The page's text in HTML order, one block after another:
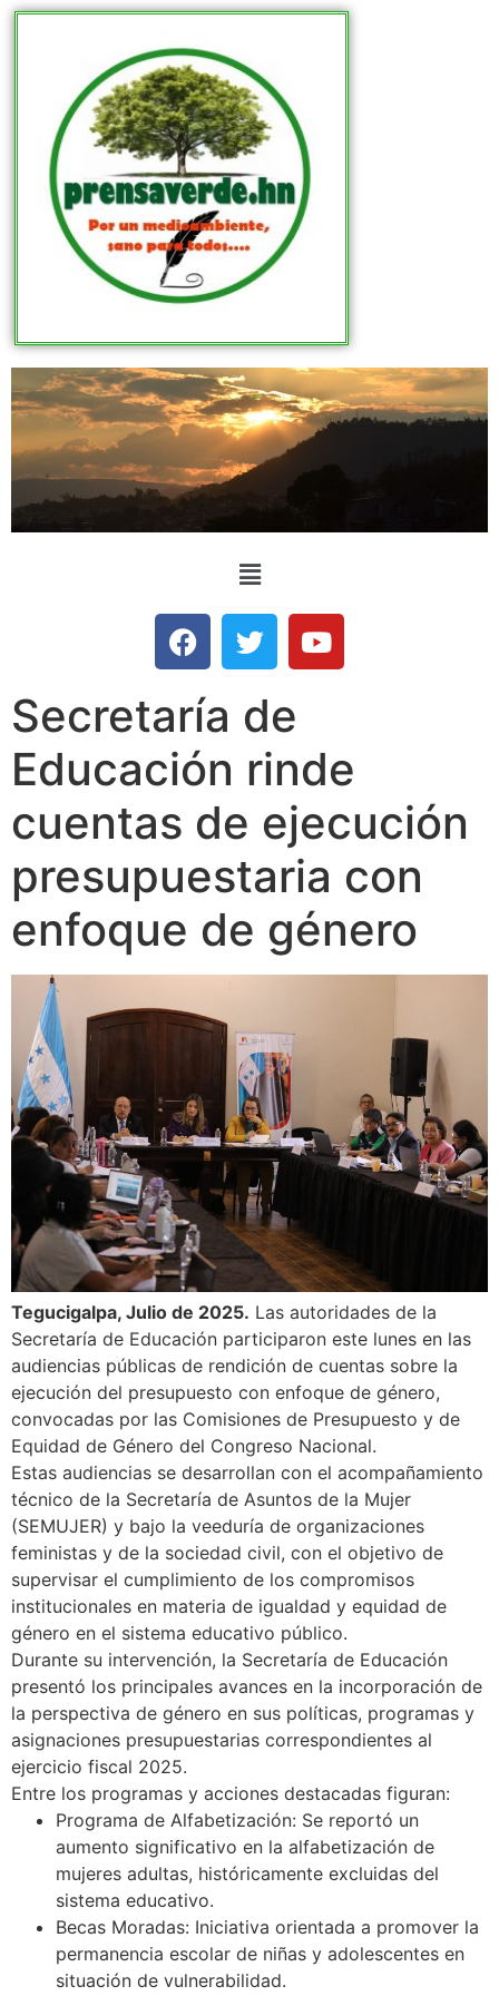
Secretaría de
Educación rinde
cuentas de ejecución
presupuestaria con
enfoque de género
Tegucigalpa, Julio de 2025. Las autoridades de la
Secretaría de Educación participaron este lunes en las
audiencias públicas de rendición de cuentas sobre la
ejecución del presupuesto con enfoque de género,
convocadas por las Comisiones de Presupuesto y de
Equidad de Género del Congreso Nacional.
Estas audiencias se desarrollan con el acompañamiento
técnico de la Secretaría de Asuntos de la Mujer
(SEMUJER) y bajo la veeduría de organizaciones
feministas y de la sociedad civil, con el objetivo de
supervisar el cumplimiento de los compromisos
institucionales en materia de igualdad y equidad de
género en el sistema educativo público.
Durante su intervención, la Secretaría de Educación
presentó los principales avances en la incorporación de
la perspectiva de género en sus políticas, programas y
asignaciones presupuestarias correspondientes al
ejercicio fiscal 2025.
Entre los programas y acciones destacadas figuran:
Programa de Alfabetización: Se reportó un
aumento significativo en la alfabetización de
mujeres adultas, históricamente excluidas del
sistema educativo.
Becas Moradas: Iniciativa orientada a promover la
permanencia escolar de niñas y adolescentes en
situación de vulnerabilidad.